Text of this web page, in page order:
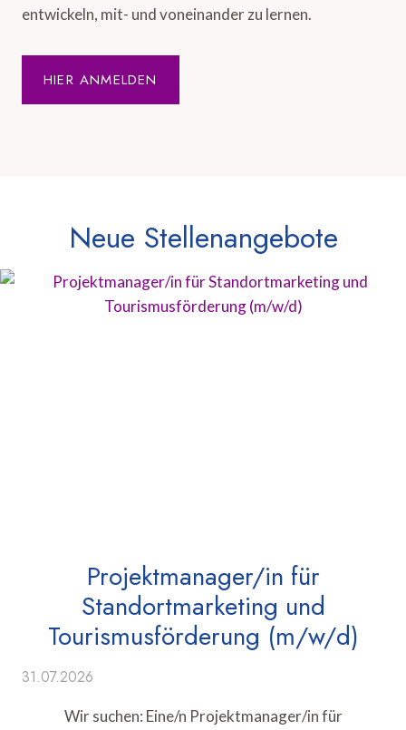
entwickeln, mit- und voneinander zu lernen.
HIER ANMELDEN
Neue Stellenangebote
Projektmanager/in für
Standortmarketing und
Tourismusförderung (m/w/d)
31.07.2026
Wir suchen: Eine/n Projektmanager/in für